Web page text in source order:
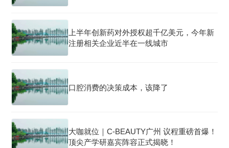
上半年创新药对外授权超千亿美元，今年新
注册相关企业近半在一线城市
口腔消费的决策成本，该降了
大咖就位｜C-BEAUTY广州 议程重磅首爆！
顶尖产学研嘉宾阵容正式揭晓！